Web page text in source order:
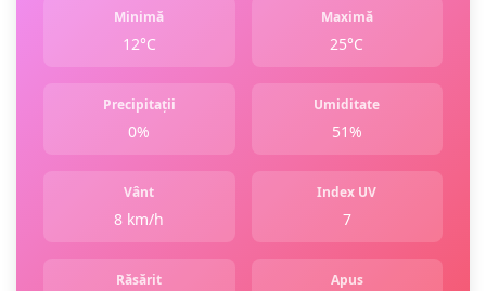
Minimă
12°C
Maximă
25°C
Precipitații
0%
Umiditate
51%
Vânt
8 km/h
Index UV
7
Răsărit Apus